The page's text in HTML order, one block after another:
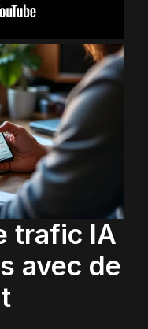
trafic IA
avec de